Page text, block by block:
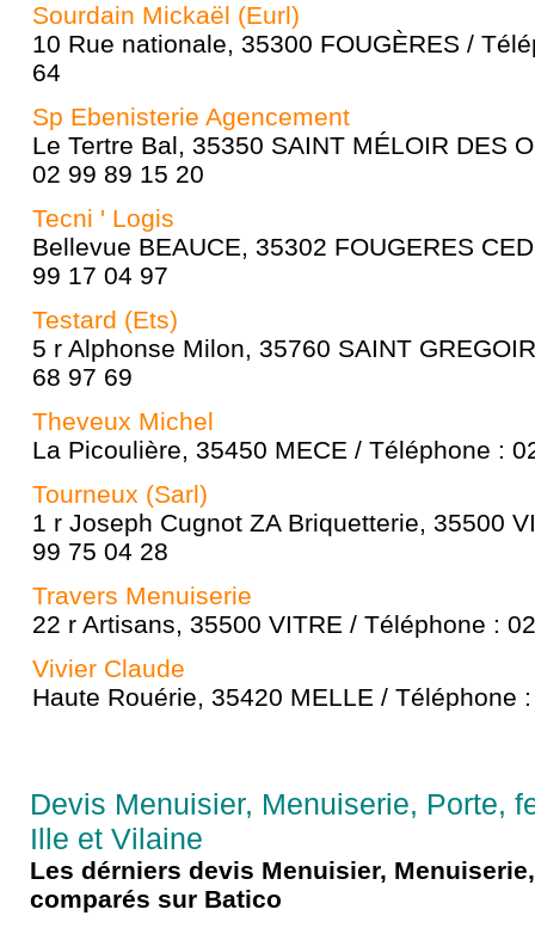
Sourdain Mickaël (Eurl)
10 Rue nationale, 35300 FOUGÈRES /
64
Sp Ebenisterie Agencement
Le Tertre Bal, 35350 SAINT MÉLOIR DES
02 99 89 15 20
Tecni ' Logis
Bellevue BEAUCE, 35302 FOUGERES
99 17 04 97
Testard (Ets)
5 r Alphonse Milon, 35760 SAINT
68 97 69
Theveux Michel
La Picoulière, 35450 MECE / Téléphone :
Tourneux (Sarl)
1 r Joseph Cugnot ZA Briquetterie, 35500
99 75 04 28
Travers Menuiserie
22 r Artisans, 35500 VITRE / Téléphone :
Vivier Claude
Haute Rouérie, 35420 MELLE / Téléphone
Devis Menuisier, Menuiserie, Porte,
Ille et Vilaine
Les dérniers devis Menuisier,
comparés sur Batico